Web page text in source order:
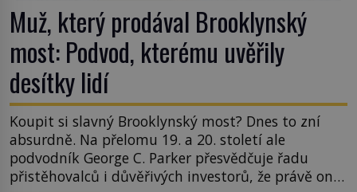
Muž, který prodával Brooklynský
most: Podvod, kterému uvěřily
desítky lidí
Koupit si slavný Brooklynský most? Dnes to zní
absurdně. Na přelomu 19. a 20. století ale
podvodník George C. Parker přesvědčuje řadu
přistěhovalců i důvěřivých investorů, že právě on